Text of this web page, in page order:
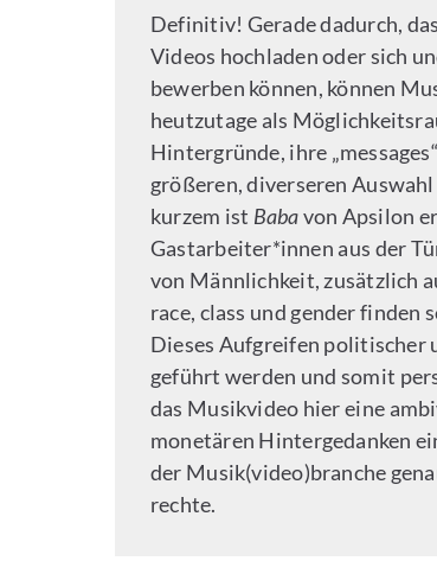
Definitiv! Gerade dadurch,
Videos hochladen oder sich
bewerben können, können
heutzutage als
Hintergründe, ihre
größeren, diverseren
kurzem ist Babavon Apsilon
Gastarbeiter*innen aus der
von Männlichkeit, zusätzlich
race, class und gender
Dieses Aufgreifen politischer
geführt werden und somit
das Musikvideo hier eine
monetären Hintergedanken
der Musik(video)branche
rechte.